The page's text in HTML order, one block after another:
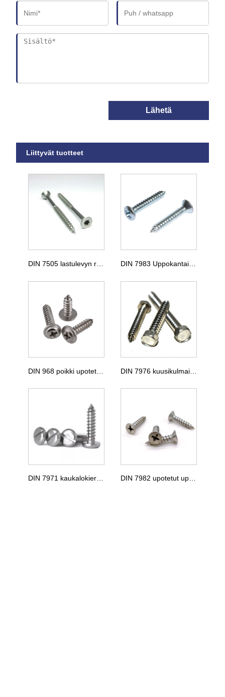
Lähetä
Liittyvät tuotteet
DIN 7505 lastulevyn ruuvit DIN 7983 Uppokantainen kierreruuvi
DIN 968 poikki upotettu pannun pään kierreruuvi DIN 7976 kuusikulmainen itsekierrettävä ruuvi
DIN 7971 kaukalokierrätysruuvi DIN 7982 upotetut upotetut itsekierteittävät ruuvit